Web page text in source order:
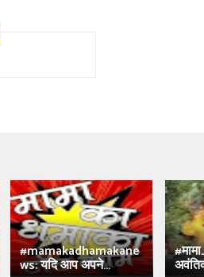
#mamakadhamakane
ws: यदि आप अपने...